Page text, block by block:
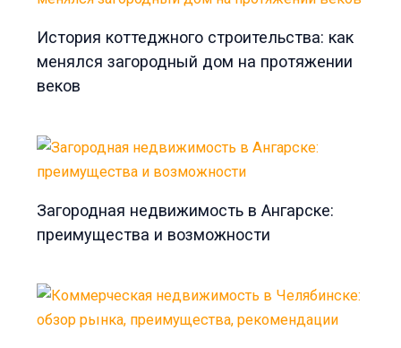
История коттеджного строительства: как
менялся загородный дом на протяжении
веков
Загородная недвижимость в Ангарске:
преимущества и возможности